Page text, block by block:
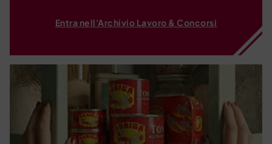
Entra nell'Archivio Lavoro & Concorsi